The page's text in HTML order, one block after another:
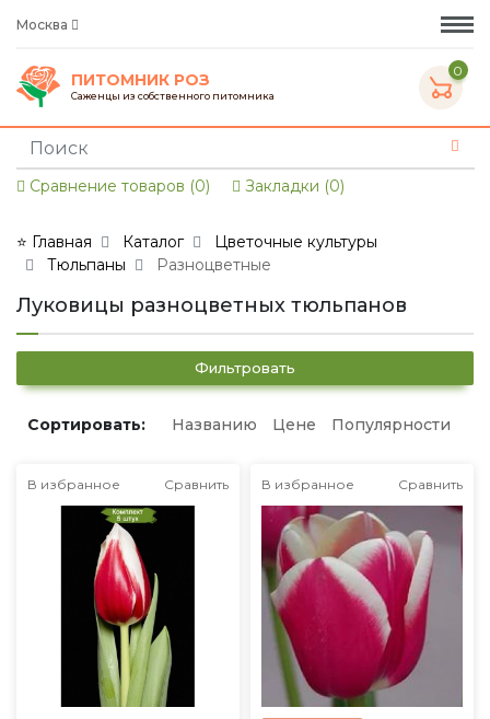
Москва
ПИТОМНИК РОЗ
Саженцы из собственного питомника
0
Сравнение товаров (0) Закладки (0)
⭐ Главная Каталог
Цветочные культуры
Тюльпаны
Разноцветные
Луковицы разноцветных тюльпанов
Фильтровать
Сортировать: Названию Цене Популярности
В избранное Сравнить В избранное Сравнить